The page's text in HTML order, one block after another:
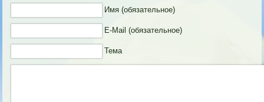
Имя (обязательное)
E-Mail (обязательное)
Тема